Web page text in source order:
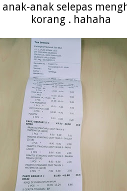
anak-anak selepas
korang . hahaha